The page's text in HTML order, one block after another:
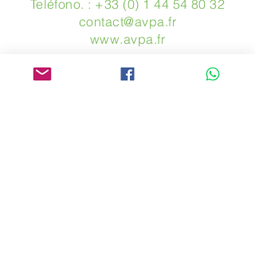
Teléfono. : +33 (0) 1 44 54 80 32
contact@avpa.fr
www.avpa.fr